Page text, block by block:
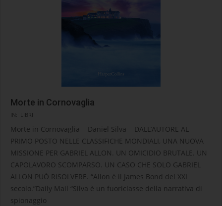
Morte in Cornovaglia
2025-
05-
22
IN: LIBRI
Morte in Cornovaglia Daniel Silva DALL’AUTORE AL
PRIMO POSTO NELLE CLASSIFICHE MONDIALI, UNA NUOVA
MISSIONE PER GABRIEL ALLON. UN OMICIDIO BRUTALE. UN
CAPOLAVORO SCOMPARSO. UN CASO CHE SOLO GABRIEL
ALLON PUÒ RISOLVERE. “Allon è il James Bond del XXI
secolo.”Daily Mail “Silva è un fuoriclasse della narrativa di
spionaggio